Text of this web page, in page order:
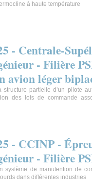
à haute température
- Centrale-
- Filière
avion léger
partielle d’un pilote
des lois de commande
- CCINP -
- Filière
système de manutention de
dans différentes industries